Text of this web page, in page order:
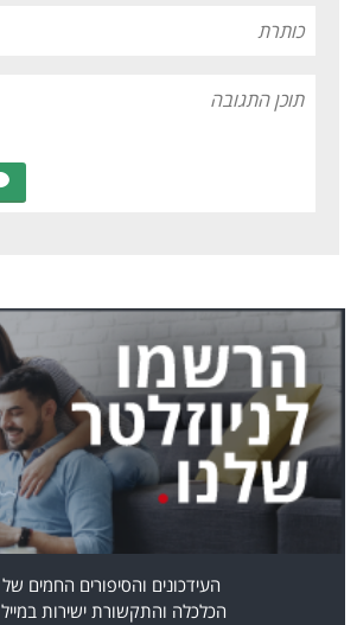
העידכונים והסיפורים החמים
הכלכלה והתקשורת ישירות